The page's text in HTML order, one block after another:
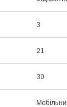
3
21
30